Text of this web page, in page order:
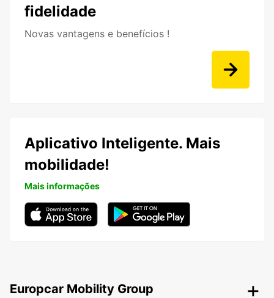
fidelidade
Novas vantagens e benefícios !
Aplicativo Inteligente. Mais
mobilidade!
Mais informações
Europcar Mobility Group